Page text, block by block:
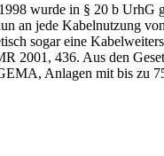
wurde in § 20 b UrhG
an jede Kabelnutzung
sogar eine
2001, 436. Aus den
Anlagen mit bis zu